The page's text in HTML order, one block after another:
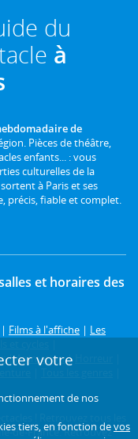
du
à
de
Pièces de théâtre,
enfants... : vous
culturelles de la
à Paris et ses
précis, fiable et complet.
et horaires des
| Films à l'affiche | Les
|Animation|
! Retrouvez tous les
de-France. Retrouvez
votre
de nos
tiers, en fonction devos